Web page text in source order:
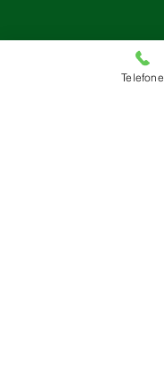
Telefone